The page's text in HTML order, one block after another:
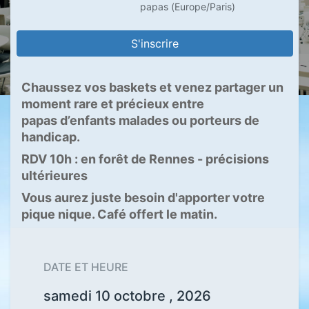
papas (Europe/Paris)
S'inscrire
Chaussez vos baskets et venez partager un
moment rare et précieux entre
papas d’enfants malades ou porteurs de
handicap.
RDV 10h : en forêt de Rennes - précisions
ultérieures
Vous aurez juste besoin d'apporter votre
pique nique. Café offert le matin.
DATE ET HEURE
samedi 10 octobre , 2026